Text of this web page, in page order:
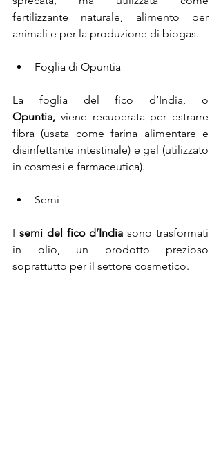
fertilizzante naturale, alimento per
animali e per la produzione di biogas.
Foglia di Opuntia
Opuntia, viene recuperata per estrarre
fibra (usata come farina alimentare e
disinfettante intestinale) e gel (utilizzato
in cosmesi e farmaceutica).
Semi
I semi del fico d’India sono trasformati
in olio, un prodotto prezioso
soprattutto per il settore cosmetico.